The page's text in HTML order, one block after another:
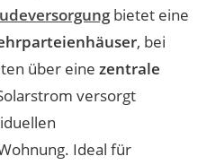
bietet eine
, bei
über eine zentrale
versorgt
Ideal für